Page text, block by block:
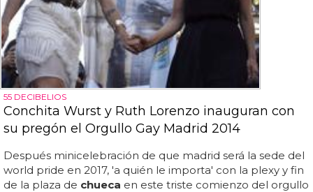
55 DECIBELIOS
Conchita Wurst y Ruth Lorenzo inauguran con
su pregón el Orgullo Gay Madrid 2014
Después minicelebración de que madrid será la sede del
world pride en 2017, 'a quién le importa' con la plexy y fin
de la plaza de chueca en este triste comienzo del orgullo